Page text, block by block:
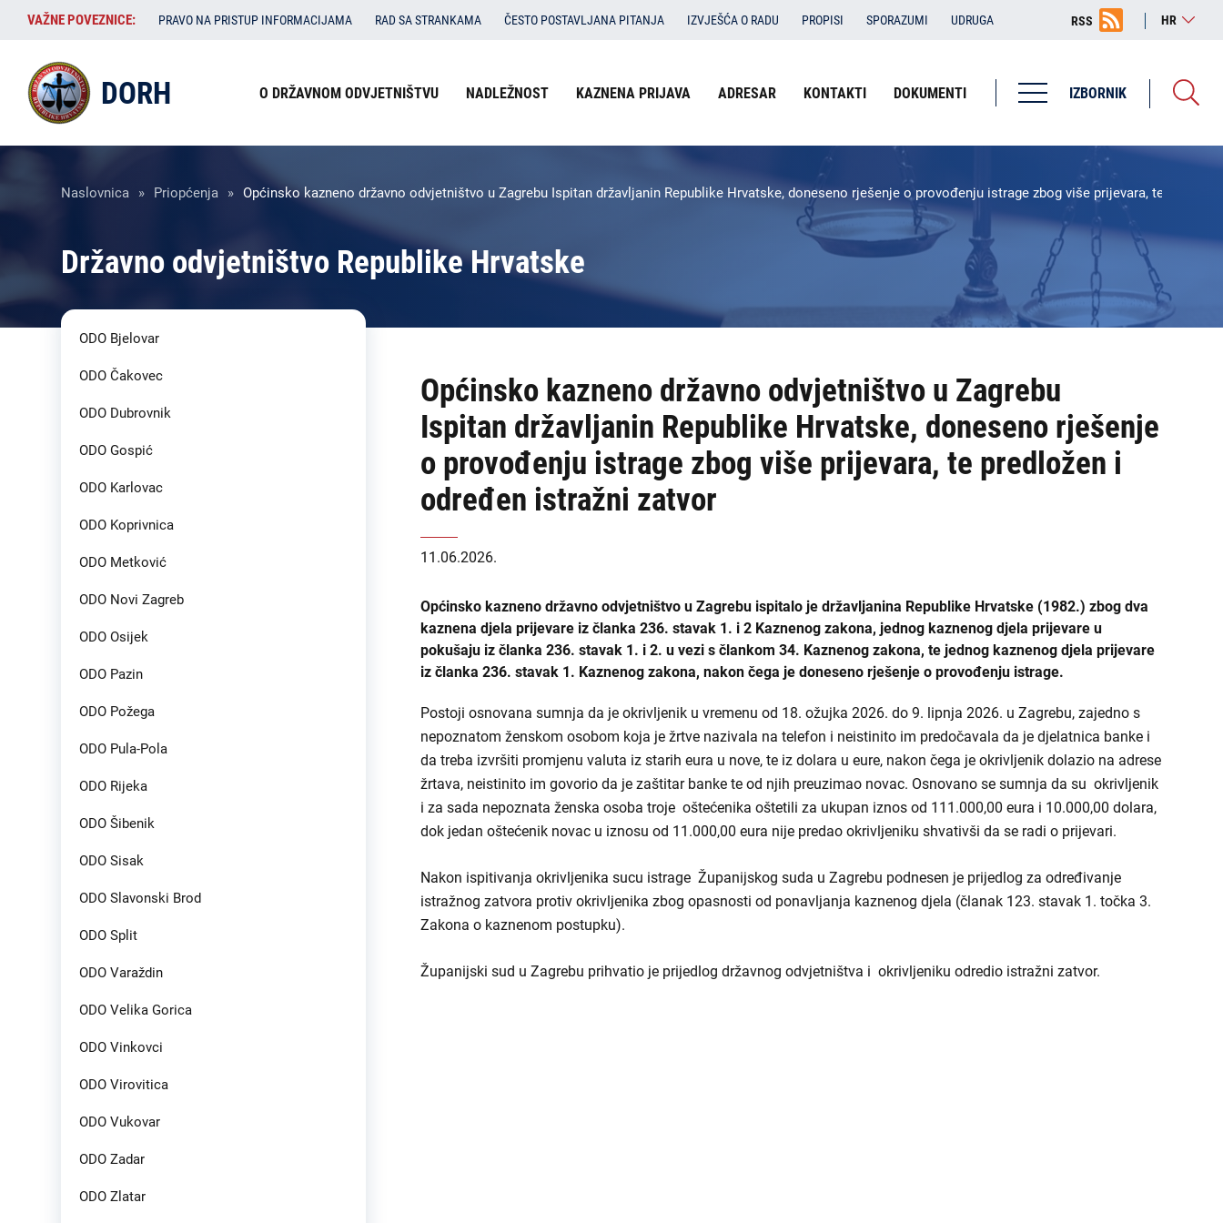
Skoči
sadržaj
VAŽNE
POVEZNICE:
VAŽNE POVEZNICE: PRAVO NA PRISTUP INFORMACIJAMA RAD SA STRANKAMA ČESTO POSTAVLJANA PITANJA IZVJEŠĆA O RADU PROPISI SPORAZUMI UDRUGA HR
RSS
IZBORNIK
DORH
Izbornik
zaglavlju
O DRŽAVNOM ODVJETNIŠTVU NADLEŽNOST KAZNENA PRIJAVA ADRESAR KONTAKTI DOKUMENTI
Breadcrumb
Naslovnica Priopćenja Općinsko kazneno državno odvjetništvo u Zagrebu Ispitan državljanin Republike Hrvatske, doneseno rješenje o provođenju istrage zbog više prijevara, te
Državno odvjetništvo Republike Hrvatske
Općinsko kazneno državno odvjetništvo u Zagrebu
Ispitan državljanin Republike Hrvatske, doneseno rješenje
o provođenju istrage zbog više prijevara, te predložen i
određen istražni zatvor
11.06.2026.
Općinsko kazneno državno odvjetništvo u Zagrebu ispitalo je državljanina Republike Hrvatske (1982.) zbog dva
kaznena djela prijevare iz članka 236. stavak 1. i 2 Kaznenog zakona, jednog kaznenog djela prijevare u
pokušaju iz članka 236. stavak 1. i 2. u vezi s člankom 34. Kaznenog zakona, te jednog kaznenog djela prijevare
iz članka 236. stavak 1. Kaznenog zakona, nakon čega je doneseno rješenje o provođenju istrage.
Postoji osnovana sumnja da je okrivljenik u vremenu od 18. ožujka 2026. do 9. lipnja 2026. u Zagrebu, zajedno s
nepoznatom ženskom osobom koja je žrtve nazivala na telefon i neistinito im predočavala da je djelatnica banke i
da treba izvršiti promjenu valuta iz starih eura u nove, te iz dolara u eure, nakon čega je okrivljenik dolazio na adrese
žrtava, neistinito im govorio da je zaštitar banke te od njih preuzimao novac. Osnovano se sumnja da su okrivljenik
i za sada nepoznata ženska osoba troje oštećenika oštetili za ukupan iznos od 111.000,00 eura i 10.000,00 dolara,
dok jedan oštećenik novac u iznosu od 11.000,00 eura nije predao okrivljeniku shvativši da se radi o prijevari.
Nakon ispitivanja okrivljenika sucu istrage Županijskog suda u Zagrebu podnesen je prijedlog za određivanje
istražnog zatvora protiv okrivljenika zbog opasnosti od ponavljanja kaznenog djela (članak 123. stavak 1. točka 3.
Zakona o kaznenom postupku).
Županijski sud u Zagrebu prihvatio je prijedlog državnog odvjetništva i okrivljeniku odredio istražni zatvor.
ODO Bjelovar
ODO Čakovec
ODO Dubrovnik
ODO Gospić
ODO Karlovac
ODO Koprivnica
ODO Metković
ODO Novi Zagreb
ODO Osijek
ODO Pazin
ODO Požega
ODO Pula-Pola
ODO Rijeka
ODO Šibenik
ODO Sisak
ODO Slavonski Brod
ODO Split
ODO Varaždin
ODO Velika Gorica
ODO Vinkovci
ODO Virovitica
ODO Vukovar
ODO Zadar
ODO Zlatar